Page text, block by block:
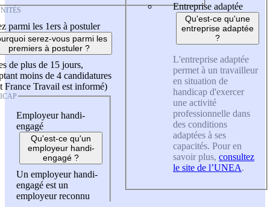
parmi les 1ers à postuler
serez-vous parmi les
premiers à postuler ?
de plus de 15 jours,
moins de 4 candidatures
France Travail est informé)
Employeur handi-
engagé
Qu'est-ce qu'un
employeur handi-
engagé ?
Un employeur handi-
engagé est un
employeur reconnu
Entreprise adaptée
Qu'est-ce qu'une
entreprise adaptée
?
L'entreprise adaptée
permet à un travailleur
en situation de
handicap d'exercer
une activité
professionnelle dans
des conditions
adaptées à ses
capacités. Pour en
savoir plus, consultez
le site de l’UNEA.